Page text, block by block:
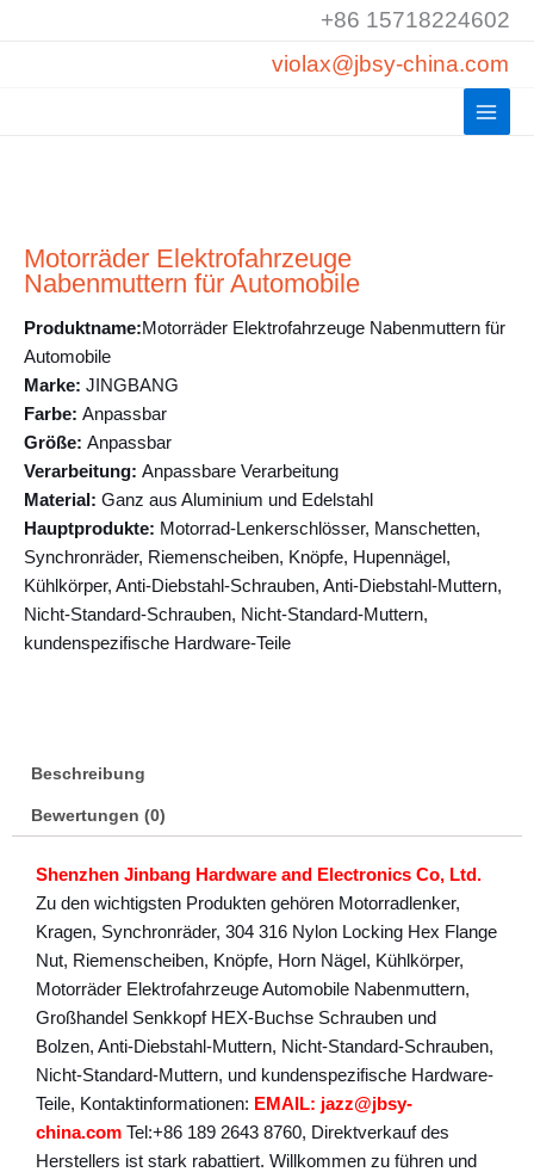
+86 15718224602
violax@jbsy-china.com
Motorräder Elektrofahrzeuge
Nabenmuttern für Automobile
Produktname:Motorräder Elektrofahrzeuge Nabenmuttern für
Automobile
Marke: JINGBANG
Farbe: Anpassbar
Größe: Anpassbar
Verarbeitung: Anpassbare Verarbeitung
Material: Ganz aus Aluminium und Edelstahl
Hauptprodukte: Motorrad-Lenkerschlösser, Manschetten,
Synchronräder, Riemenscheiben, Knöpfe, Hupennägel,
Kühlkörper, Anti-Diebstahl-Schrauben, Anti-Diebstahl-Muttern,
Nicht-Standard-Schrauben, Nicht-Standard-Muttern,
kundenspezifische Hardware-Teile
Beschreibung
Bewertungen (0)
Shenzhen Jinbang Hardware and Electronics Co, Ltd.
Zu den wichtigsten Produkten gehören Motorradlenker,
Kragen, Synchronräder, 304 316 Nylon Locking Hex Flange
Nut, Riemenscheiben, Knöpfe, Horn Nägel, Kühlkörper,
Motorräder Elektrofahrzeuge Automobile Nabenmuttern,
Großhandel Senkkopf HEX-Buchse Schrauben und
Bolzen, Anti-Diebstahl-Muttern, Nicht-Standard-Schrauben,
Nicht-Standard-Muttern, und kundenspezifische Hardware-
Teile, Kontaktinformationen: EMAIL: jazz@jbsy-
china.com Tel:+86 189 2643 8760, Direktverkauf des
Herstellers ist stark rabattiert. Willkommen zu führen und